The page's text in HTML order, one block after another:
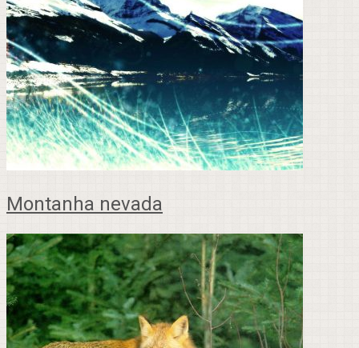
Montanha nevada